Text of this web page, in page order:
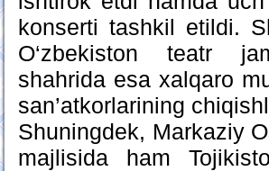
konserti tashkil etildi.
O‘zbekiston teatr
shahrida esa xalqaro
san’atkorlarining
Shuningdek, Markaziy
majlisida ham